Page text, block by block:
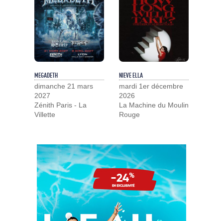
MEGADETH
dimanche 21 mars
2027
Zénith Paris - La
Villette
NIEVE ELLA
mardi 1er décembre
2026
La Machine du Moulin
Rouge